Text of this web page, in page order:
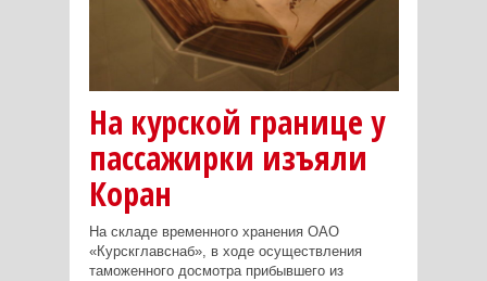
На курской границе у
пассажирки изъяли
Коран
На складе временного хранения ОАО
«Курскглавснаб», в ходе осуществления
таможенного досмотра прибывшего из